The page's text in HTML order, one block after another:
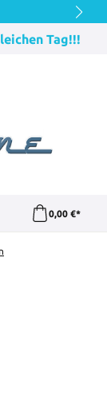
Tag!!!
0,00 €*